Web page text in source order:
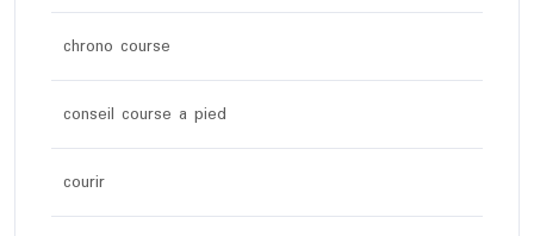
chrono course
conseil course a pied
courir